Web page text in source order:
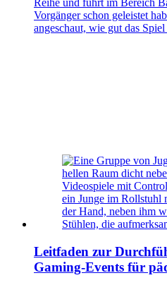
Vorgänger schon geleistet
angeschaut, wie gut das
Leitfaden zur
Gaming-Events für